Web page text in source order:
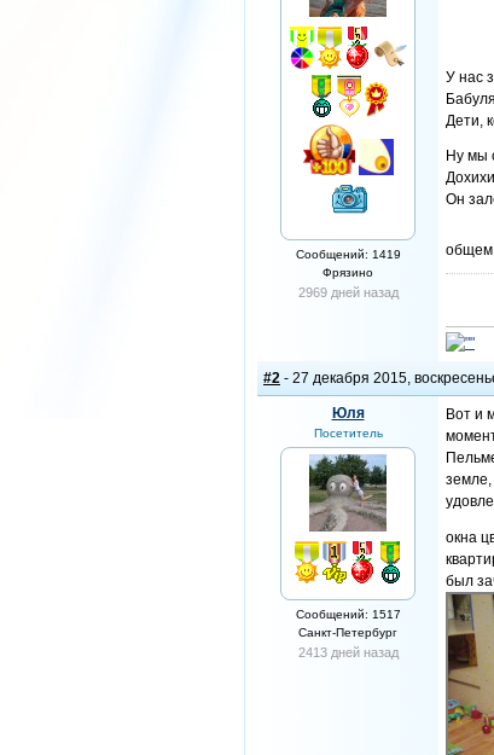
Сообщений: 1419
Фрязино
2969 дней назад
У нас
Дети,
Ну мы
Он
общем
#2 - 27 декабря 2015,
Юля
Посетитель
Сообщений: 1517
Санкт-Петербург
2413 дней назад
Вот и
земле,
окна
был